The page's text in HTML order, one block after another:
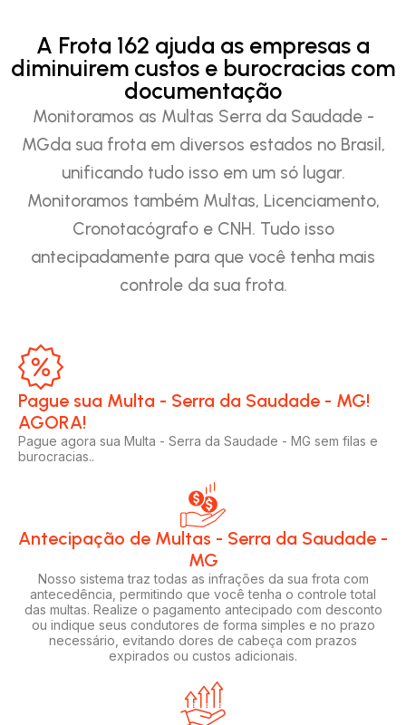
A Frota 162 ajuda as empresas a
diminuirem custos e burocracias com
documentação
Monitoramos as Multas Serra da Saudade -
MGda sua frota em diversos estados no Brasil,
unificando tudo isso em um só lugar.
Monitoramos também Multas, Licenciamento,
Cronotacógrafo e CNH. Tudo isso
antecipadamente para que você tenha mais
controle da sua frota.
Pague sua Multa - Serra da Saudade - MG!
AGORA!​
Pague agora sua Multa - Serra da Saudade - MG sem filas e
burocracias..
Antecipação de Multas - Serra da Saudade -
MG
Nosso sistema traz todas as infrações da sua frota com
antecedência, permitindo que você tenha o controle total
das multas. Realize o pagamento antecipado com desconto
ou indique seus condutores de forma simples e no prazo
necessário, evitando dores de cabeça com prazos
expirados ou custos adicionais.